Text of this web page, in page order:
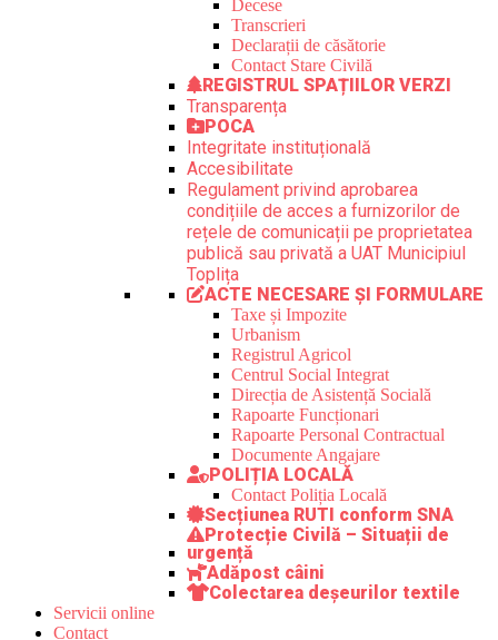
Decese
Transcrieri
Declarații de căsătorie
Contact Stare Civilă
REGISTRUL SPAȚIILOR VERZI
Transparența
POCA
Integritate instituțională
Accesibilitate
Regulament privind aprobarea
condițiile de acces a furnizorilor de
rețele de comunicații pe proprietatea
publică sau privată a UAT Municipiul
Toplița
ACTE NECESARE ȘI FORMULARE
Taxe și Impozite
Urbanism
Registrul Agricol
Centrul Social Integrat
Direcția de Asistență Socială
Rapoarte Funcționari
Rapoarte Personal Contractual
Documente Angajare
POLIȚIA LOCALĂ
Contact Poliția Locală
Secțiunea RUTI conform SNA
Protecție Civilă – Situații de
urgență
Adăpost câini
Colectarea deșeurilor textile
Servicii online
Contact